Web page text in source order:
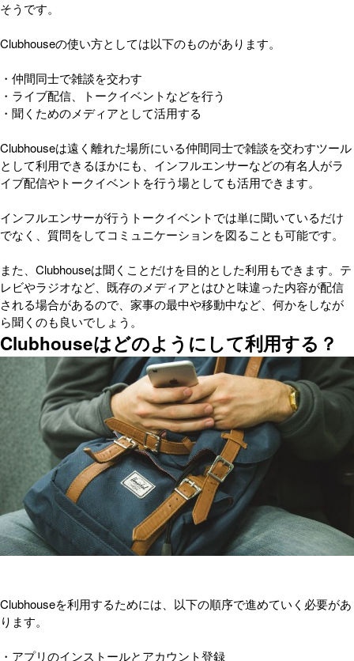
そうです。
Clubhouseの使い方としては以下のものがあります。
・仲間同士で雑談を交わす
・ライブ配信、トークイベントなどを行う
・聞くためのメディアとして活用する
Clubhouseは遠く離れた場所にいる仲間同士で雑談を交わすツール
として利用できるほかにも、インフルエンサーなどの有名人がラ
イブ配信やトークイベントを行う場としても活用できます。
インフルエンサーが行うトークイベントでは単に聞いているだけ
でなく、質問をしてコミュニケーションを図ることも可能です。
また、Clubhouseは聞くことだけを目的とした利用もできます。テ
レビやラジオなど、既存のメディアとはひと味違った内容が配信
される場合があるので、家事の最中や移動中など、何かをしなが
ら聞くのも良いでしょう。
Clubhouseはどのようにして利用する？
Clubhouseを利用するためには、以下の順序で進めていく必要があ
ります。
・アプリのインストールとアカウント登録